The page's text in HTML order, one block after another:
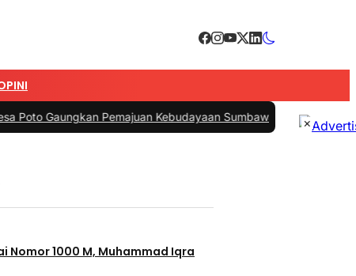
Pemajuan Kebudayaan Sumbawa|#3 -Esti Wijayati Janjikan
Nomor 1000 M, Muhammad Iqra
×